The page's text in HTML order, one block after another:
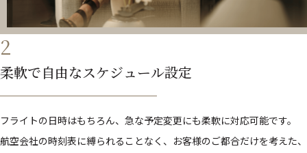
2
柔軟で自由なスケジュール設定
フライトの日時はもちろん、急な予定変更にも柔軟に対応可能です。
航空会社の時刻表に縛られることなく、お客様のご都合だけを考えた、